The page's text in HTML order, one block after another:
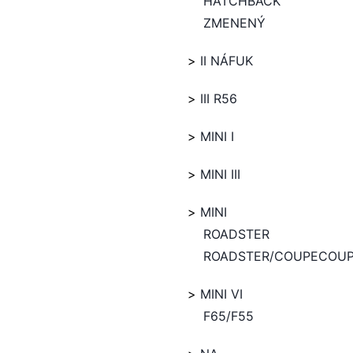
ZMENENÝ
II NÁFUK
III R56
MINI I
MINI III
MINI
ROADSTER
ROADSTER/
MINI VI
F65/F55